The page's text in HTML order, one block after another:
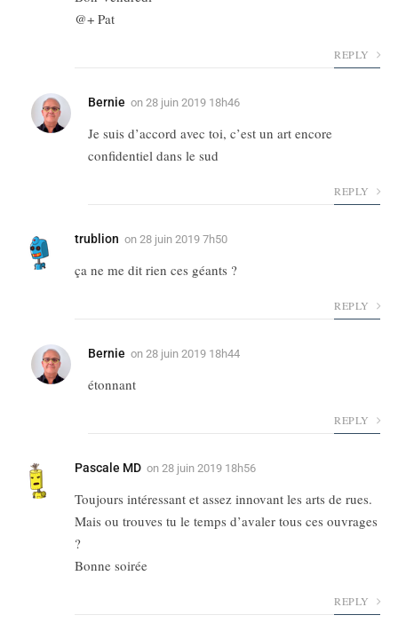
@+ Pat
REPLY
Bernie on 28 juin 2019 18h46
Je suis d’accord avec toi, c’est un art encore
confidentiel dans le sud
REPLY
trublion on 28 juin 2019 7h50
ça ne me dit rien ces géants ?
REPLY
Bernie on 28 juin 2019 18h44
étonnant
REPLY
Pascale MD on 28 juin 2019 18h56
Toujours intéressant et assez innovant les arts de rues.
Mais ou trouves tu le temps d’avaler tous ces ouvrages
?
Bonne soirée
REPLY